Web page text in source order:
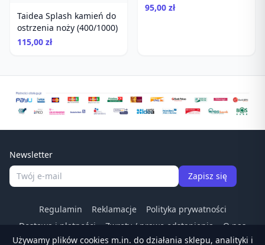
Taidea Splash kamień do
ostrzenia noży (400/1000)
115,00 zł
95,00 zł
Newsletter
Zapisz się
Regulamin Reklamacje
Polityka prywatności
Dostawa i płatności
Zwroty / prawo odstapienia
O nas
Kontakt
Odstąp od umowy
Używamy plików cookies m.in. do działania sklepu, analityki i